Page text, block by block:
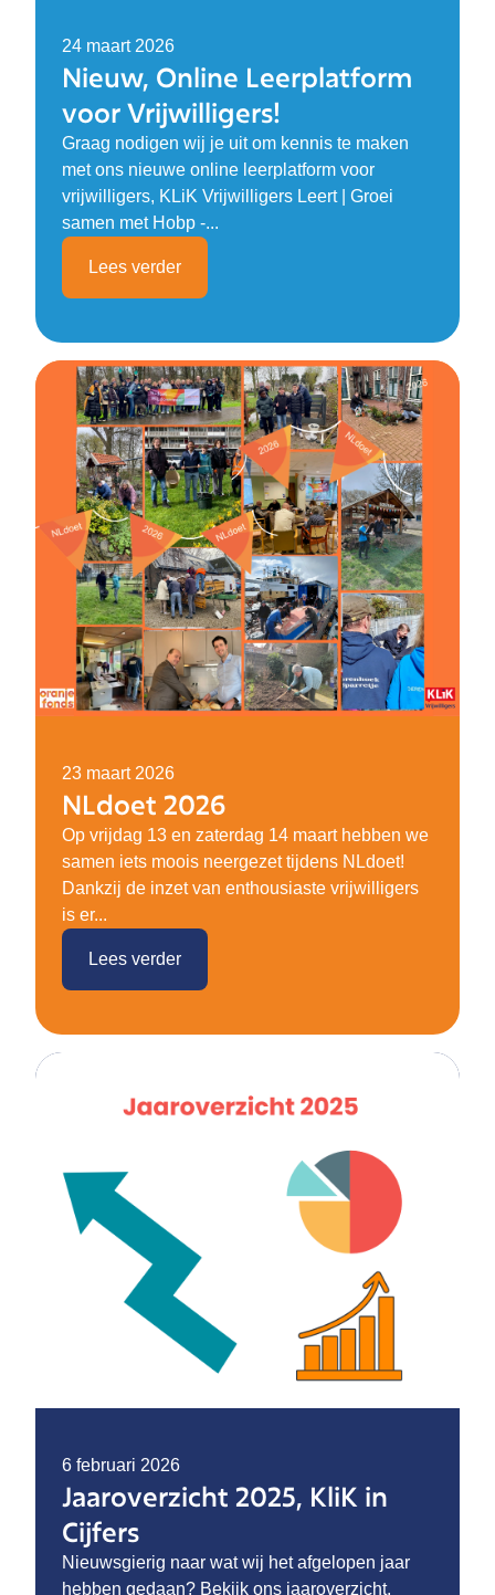
24 maart 2026
Nieuw, Online Leerplatform
voor Vrijwilligers!
Graag nodigen wij je uit om kennis te maken
met ons nieuwe online leerplatform voor
vrijwilligers, KLiK Vrijwilligers Leert | Groei
samen met Hobp -...
Lees verder
23 maart 2026
NLdoet 2026
Op vrijdag 13 en zaterdag 14 maart hebben we
samen iets moois neergezet tijdens NLdoet!
Dankzij de inzet van enthousiaste vrijwilligers
is er...
Lees verder
6 februari 2026
Jaaroverzicht 2025, KliK in
Cijfers
Nieuwsgierig naar wat wij het afgelopen jaar
hebben gedaan? Bekijk ons jaaroverzicht.